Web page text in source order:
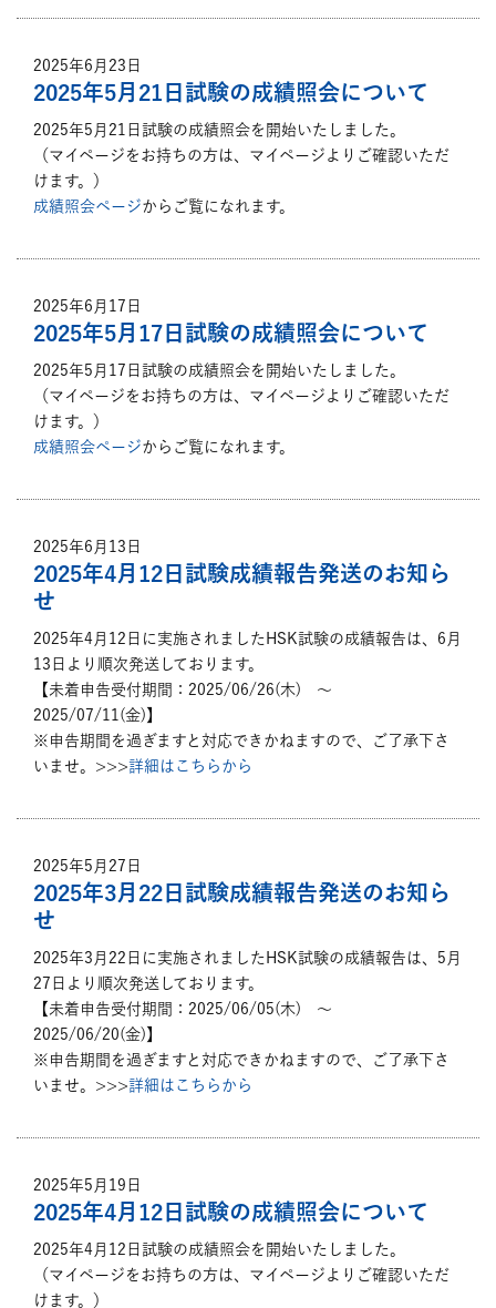
2025年6月23日
2025年5月21日試験の成績照会について
2025年5月21日試験の成績照会を開始いたしました。
（マイページをお持ちの方は、マイページよりご確認いただ
けます。）
成績照会ページからご覧になれます。
2025年6月17日
2025年5月17日試験の成績照会について
2025年5月17日試験の成績照会を開始いたしました。
（マイページをお持ちの方は、マイページよりご確認いただ
けます。）
成績照会ページからご覧になれます。
2025年6月13日
2025年4月12日試験成績報告発送のお知ら
せ
2025年4月12日に実施されましたHSK試験の成績報告は、6月
13日より順次発送しております。
【未着申告受付期間：2025/06/26(木) ～
2025/07/11(金)】
※申告期間を過ぎますと対応できかねますので、ご了承下さ
いませ。>>>詳細はこちらから
2025年5月27日
2025年3月22日試験成績報告発送のお知ら
せ
2025年3月22日に実施されましたHSK試験の成績報告は、5月
27日より順次発送しております。
【未着申告受付期間：2025/06/05(木) ～
2025/06/20(金)】
※申告期間を過ぎますと対応できかねますので、ご了承下さ
いませ。>>>詳細はこちらから
2025年5月19日
2025年4月12日試験の成績照会について
2025年4月12日試験の成績照会を開始いたしました。
（マイページをお持ちの方は、マイページよりご確認いただ
けます。）